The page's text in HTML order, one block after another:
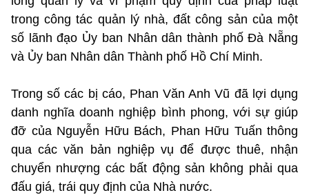
trong công tác quản lý nhà, đất công sản của một
số lãnh đạo Ủy ban Nhân dân thành phố Đà Nẵng
và Ủy ban Nhân dân Thành phố Hồ Chí Minh.
Trong số các bị cáo, Phan Văn Anh Vũ đã lợi dụng
danh nghĩa doanh nghiệp bình phong, với sự giúp
đỡ của Nguyễn Hữu Bách, Phan Hữu Tuấn thông
qua các văn bản nghiệp vụ để được thuê, nhận
chuyển nhượng các bất động sản không phải qua
đấu giá, trái quy định của Nhà nước.